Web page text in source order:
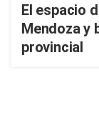
El espacio
Mendoza y
provincial